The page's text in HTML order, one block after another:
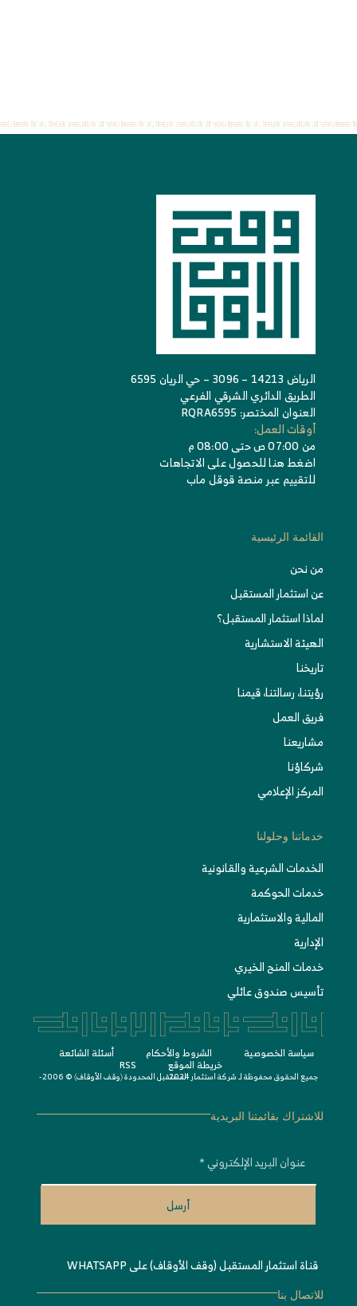
الرياض 14213 – 3096 – حي الريان 6595
الطريق الدائري الشرقي الفرعي
العنوان المختصر: RQRA6595
أوقات العمل:
من 07:00 ص حتى 08:00 م
اضغط هنا للحصول على الاتجاهات
للتقييم عبر منصة قوقل ماب
القائمة الرئيسية
من نحن
عن استثمار المستقبل
لماذا استثمار المستقبل؟
الهيئة الاستشارية
تاريخنا
رؤيتنا، رسالتنا، قيمنا
فريق العمل
مشاريعنا
شركاؤنا
المركز الإعلامي
خدماتنا وحلولنا
الخدمات الشرعية والقانونية
خدمات الحوكمة
المالية والاستثمارية
الإدارية
خدمات المنح الخيري
تأسيس صندوق عائلي
للاشتراك بقائمتنا البريدية
أرسل
قناة استثمار المستقبل (وقف الأوقاف) على WHATSAPP
للاتصال بنا
سياسة الخصوصية الشروط واﻷحكام أسئلة الشائعة
خريطة الموقع RSS
جميع الحقوق محفوظة لـشركة استثمار المستقبل المحدودة 〈وقف الأوقاف〉 © 2006-2024